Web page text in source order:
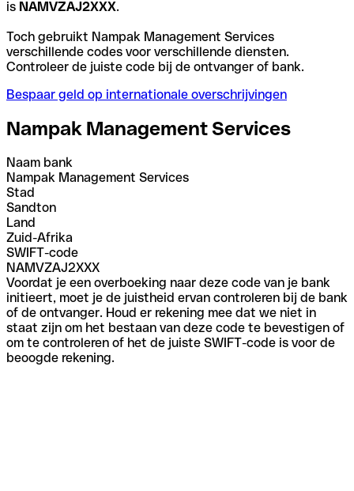
is NAMVZAJ2XXX.
Toch gebruikt Nampak Management Services
verschillende codes voor verschillende diensten.
Controleer de juiste code bij de ontvanger of bank.
Bespaar geld op internationale overschrijvingen
Nampak Management Services
Naam bank
Nampak Management Services
Stad
Sandton
Land
Zuid-Afrika
SWIFT-code
NAMVZAJ2XXX
Voordat je een overboeking naar deze code van je bank
initieert, moet je de juistheid ervan controleren bij de bank
of de ontvanger. Houd er rekening mee dat we niet in
staat zijn om het bestaan van deze code te bevestigen of
om te controleren of het de juiste SWIFT-code is voor de
beoogde rekening.